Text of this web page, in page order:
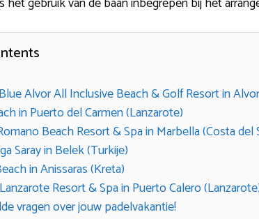
Alvor All Inclusive Beach & Golf Resort in
in Puerto del Carmen (Lanzarote)
Beach Resort & Spa in Marbella (Costa del
Saray in Belek (Turkije)
in Anissaras (Kreta)
Resort & Spa in Puerto Calero
vragen over jouw padelvakantie!